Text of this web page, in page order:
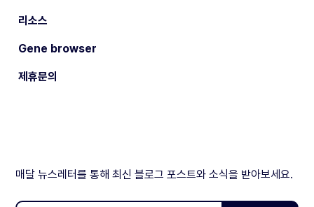
리소스
Gene browser
제휴문의
매달 뉴스레터를 통해 최신 블로그 포스트와 소식을 받아보세요.